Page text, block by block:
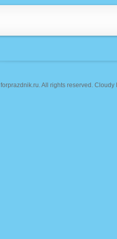
forprazdnik.ru. All rights reserved.